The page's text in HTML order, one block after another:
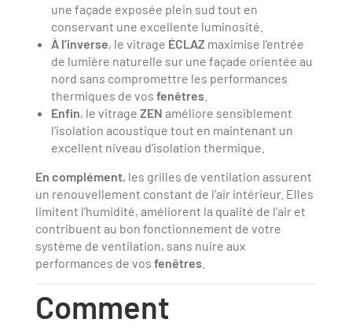
une façade exposée plein sud tout en
conservant une excellente luminosité.
À l’inverse, le vitrage ÉCLAZ maximise l’entrée
de lumière naturelle sur une façade orientée au
nord sans compromettre les performances
thermiques de vos fenêtres.
Enfin, le vitrage ZEN améliore sensiblement
l’isolation acoustique tout en maintenant un
excellent niveau d’isolation thermique.
En complément, les grilles de ventilation assurent
un renouvellement constant de l’air intérieur. Elles
limitent l’humidité, améliorent la qualité de l’air et
contribuent au bon fonctionnement de votre
système de ventilation, sans nuire aux
performances de vos fenêtres.
Comment